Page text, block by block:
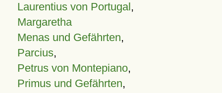
Laurentius von Portugal,
Margaretha
Menas und Gefährten,
Parcius,
Petrus von Montepiano,
Primus und Gefährten,